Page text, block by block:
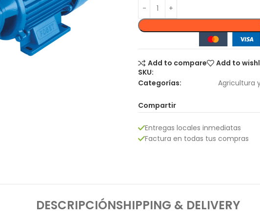
Add to compare
Add to
SKU:
Categorías:
Agricultura
Compartir
Entregas locales inmediatas
Factura en todas tus compras
DESCRIPCIÓNSHIPPING & DELIVERY